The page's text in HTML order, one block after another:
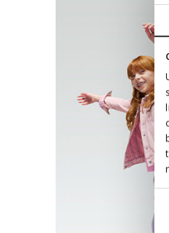
del